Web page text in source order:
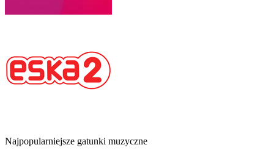
Najpopularniejsze gatunki muzyczne